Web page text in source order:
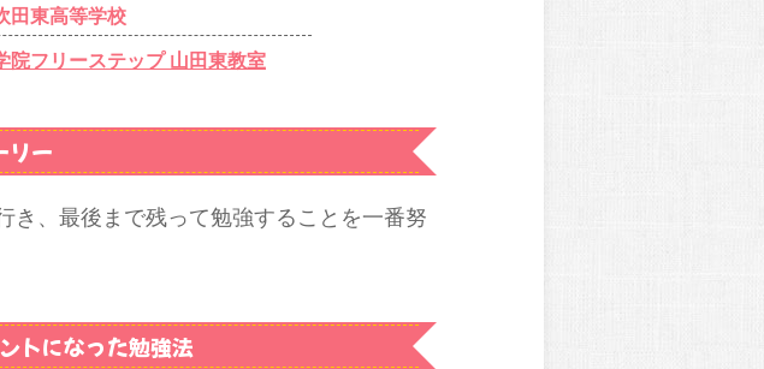
田東高等学校
院フリーステップ 山田東教室
リー
き、最後まで残って勉強することを一番努
トになった勉強法